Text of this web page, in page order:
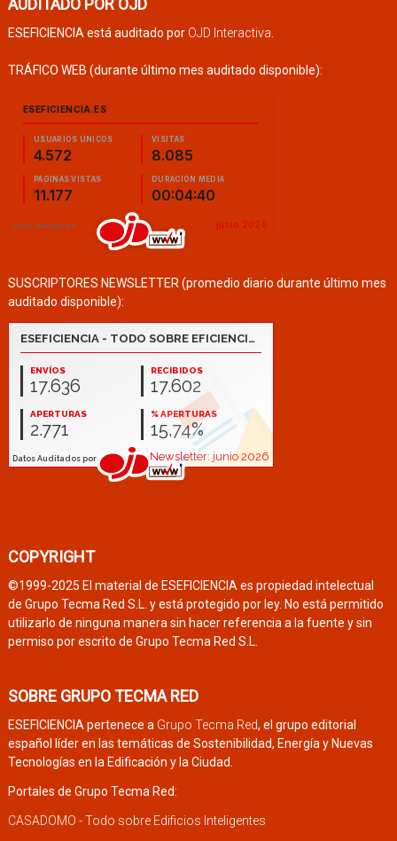
AUDITADO POR OJD
ESEFICIENCIA está auditado por OJD Interactiva
TRÁFICO WEB (durante último mes auditado disponible):
SUSCRIPTORES NEWSLETTER (promedio diario durante último mes
auditado disponible):
COPYRIGHT
©1999-2025 El material de ESEFICIENCIA es propiedad intelectual
de Grupo Tecma Red S.L. y está protegido por ley. No está permitido
utilizarlo de ninguna manera sin hacer referencia a la fuente y sin
permiso por escrito de Grupo Tecma Red S.L.
SOBRE GRUPO TECMA RED
ESEFICIENCIA pertenece a Grupo Tecma Red, el grupo editorial
español líder en las temáticas de Sostenibilidad, Energía y Nuevas
Tecnologías en la Edificación y la Ciudad.
Portales de Grupo Tecma Red:
CASADOMO - Todo sobre Edificios Inteligentes